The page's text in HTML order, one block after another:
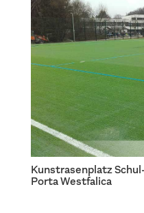
Kunstrasenplatz
Porta Westfalica